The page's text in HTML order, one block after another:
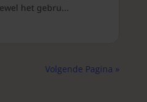
het gebru...
Volgende Pagina »